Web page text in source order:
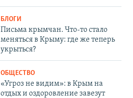
БЛОГИ
Письма крымчан. Что-то стало
меняться в Крыму: где же теперь
укрыться?
ОБЩЕСТВО
«Угроз не видим»: в Крым на
отдых и оздоровление завезут